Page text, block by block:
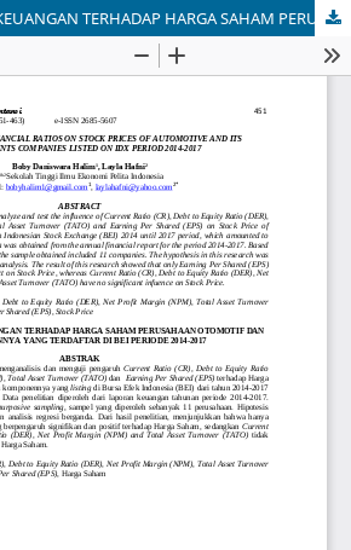
PENGARUH RASIO KEUANGAN TERHADAP HARGA SAHAM PERUSAHAAN OTOMOTIF DAN KOMPONENNYA YANG TERDAFTAR DI BEI PERIODE 2014-2017